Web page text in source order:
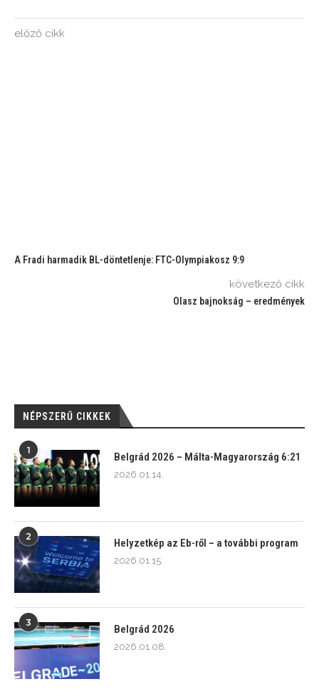
előző cikk
A Fradi harmadik BL-döntetlenje: FTC-Olympiakosz 9:9
következő cikk
Olasz bajnokság – eredmények
NÉPSZERŰ CIKKEK
1
Belgrád 2026 – Málta-Magyarország 6:21
2026.01.14.
2
Helyzetkép az Eb-ről – a további program
2026.01.15.
3
Belgrád 2026
2026.01.08.